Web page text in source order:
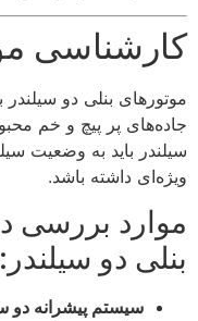
کارشناسی
موتورهای بنلی دو سیلندر
جاده‌های پر پیچ و خم
سیلندر باید به وضعیت
ویژه‌ای داشته باشد.
موارد بررسی
بنلی دو سیلندر:
سیستم پیشرانه دو